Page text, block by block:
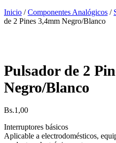
Inicio /Componentes Analógicos /
de 2 Pines 3,4mm Negro/Blanco
Pulsador de 2
Negro/Blanco
Bs.1,00
Interruptores básicos
Aplicable a electrodomésticos,